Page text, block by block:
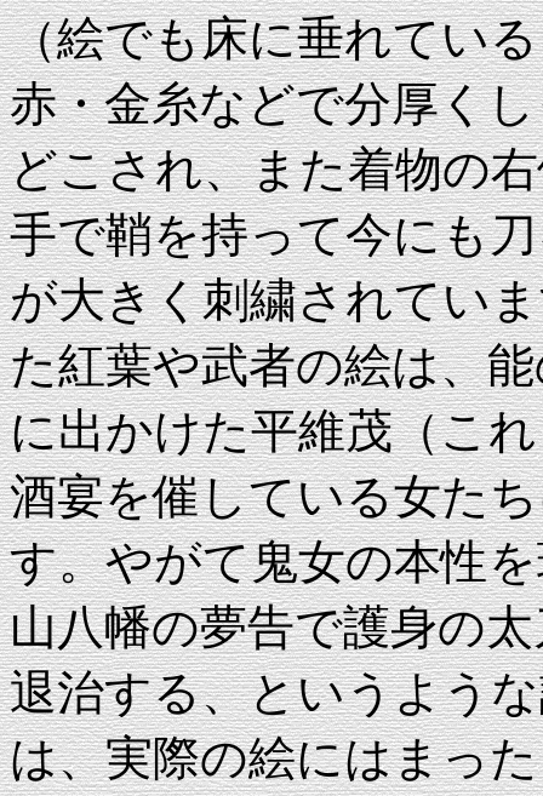
（絵でも床に垂れてい
赤・金糸などで分厚く
どこされ、また着物の
手で鞘を持って今にも
が大きく刺繍されてい
た紅葉や武者の絵は、
に出かけた平維茂（こ
酒宴を催している女た
す。やがて鬼女の本性
山八幡の夢告で護身の
退治する、というよう
は、実際の絵にはまっ